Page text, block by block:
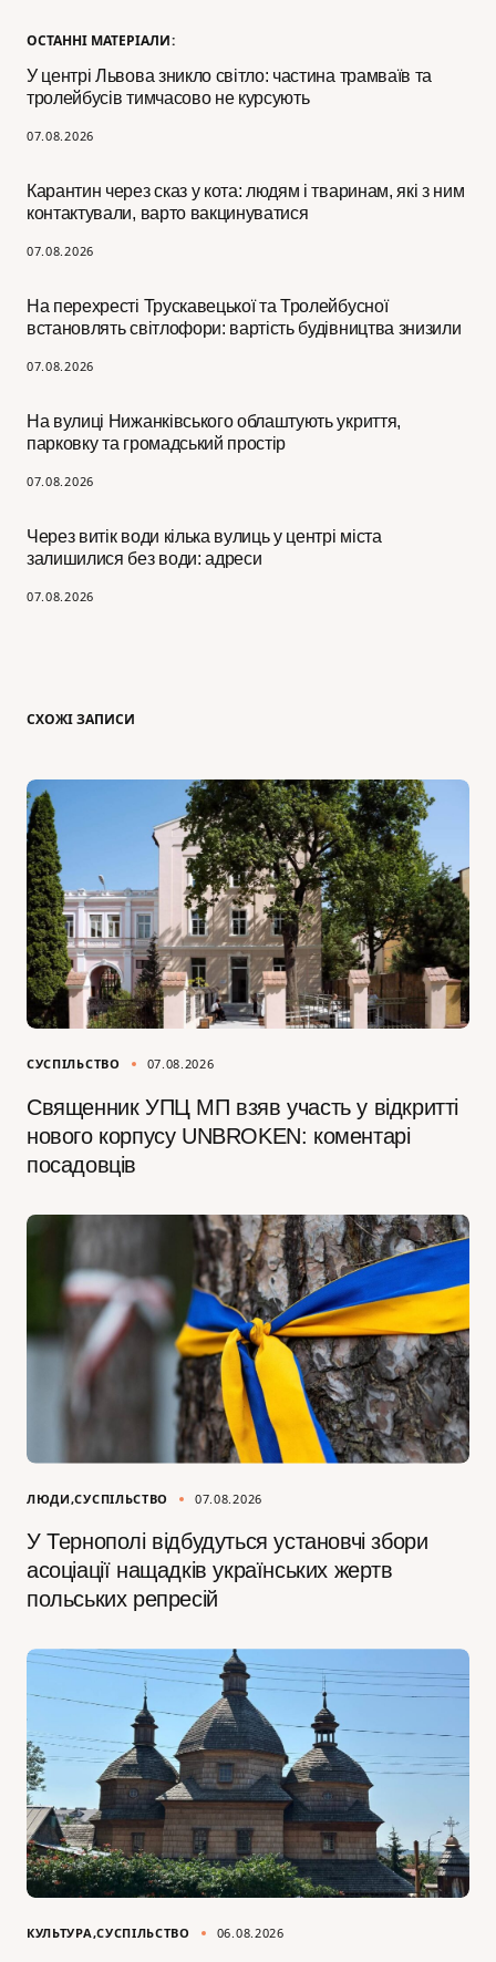
ОСТАННІ МАТЕРІАЛИ:
У центрі Львова зникло світло: частина трамваїв та
тролейбусів тимчасово не курсують
07.08.2026
Карантин через сказ у кота: людям і тваринам, які з ним
контактували, варто вакцинуватися
07.08.2026
На перехресті Трускавецької та Тролейбусної
встановлять світлофори: вартість будівництва знизили
07.08.2026
На вулиці Нижанківського облаштують укриття,
парковку та громадський простір
07.08.2026
Через витік води кілька вулиць у центрі міста
залишилися без води: адреси
07.08.2026
СХОЖІ ЗАПИСИ
СУСПІЛЬСТВО 07.08.2026
Священник УПЦ МП взяв участь у відкритті
нового корпусу UNBROKEN: коментарі
посадовців
ЛЮДИ СУСПІЛЬСТВО 07.08.2026
У Тернополі відбудуться установчі збори
асоціації нащадків українських жертв
польських репресій
КУЛЬТУРА СУСПІЛЬСТВО 06.08.2026